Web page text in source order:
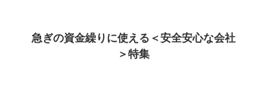
急ぎの資金繰りに使える＜安全安心な会社
＞特集